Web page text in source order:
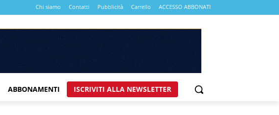
Chi siamo Contatti Pubblicità Carrello ACCESSO ABBONATI
ABBONAMENTI ISCRIVITI ALLA NEWSLETTER